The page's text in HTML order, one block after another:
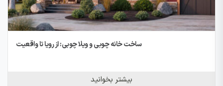
ساخت خانه چوبی و ویلا چوبی: از رویا تا واقعیت
بیشتر بخوانید